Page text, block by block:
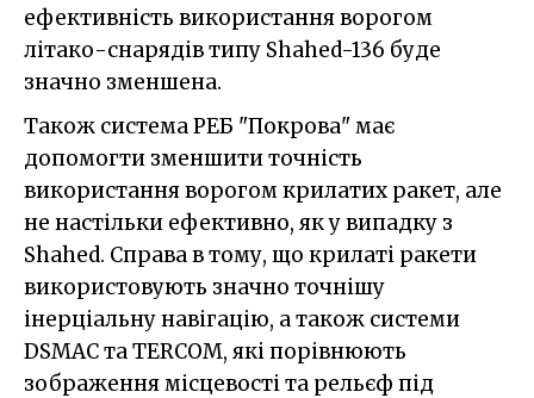
ефективність використання ворогом
літако-снарядів типу Shahed-136 буде
значно зменшена.
Також система РЕБ "Покрова" має
допомогти зменшити точність
використання ворогом крилатих ракет, але
не настільки ефективно, як у випадку з
Shahed. Справа в тому, що крилаті ракети
використовують значно точнішу
інерціальну навігацію, а також системи
DSMAC та TERCOM, які порівнюють
зображення місцевості та рельєф під